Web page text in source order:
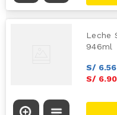
Leche
946ml
S/ 6.56
S/ 6.90